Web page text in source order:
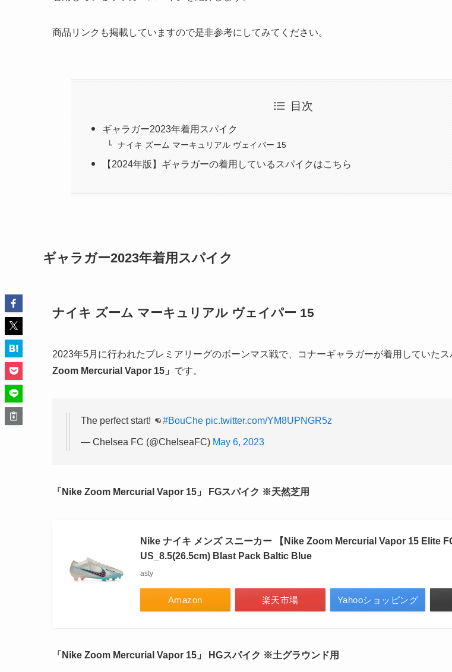
商品リンクも掲載していますので是非参考にしてみてください。
目次
ギャラガー2023年着用スパイク
ナイキ ズーム マーキュリアル ヴェイパー 15
【2024年版】ギャラガーの着用しているスパイクはこちら
ギャラガー2023年着用スパイク
ナイキ ズーム マーキュリアル ヴェイパー 15
2023年5月に行われたプレミアリーグのボーンマス戦で、コナーギャラガーが着用していたス
Zoom Mercurial Vapor 15」 です。
The perfect start! 👊#BouChe pic.twitter.com/YM8UPNGR5z
— Chelsea FC (@ChelseaFC) May 6, 2023
「Nike Zoom Mercurial Vapor 15」 FGスパイク ※天然芝用
Nike ナイキ メンズ スニーカー 【Nike Zoom Mercurial Vapor 15 Elite
US_8.5(26.5cm) Blast Pack Baltic Blue
asty
Amazon 楽天市場 Yahooショッピング
「Nike Zoom Mercurial Vapor 15」 HGスパイク ※土グラウンド用